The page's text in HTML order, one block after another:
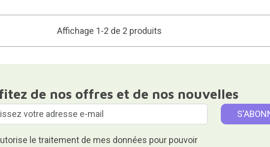
Affichage 1-2 de 2 produits
de nos offres et de nos nouvelles
le traitement de mes données pour pouvoir